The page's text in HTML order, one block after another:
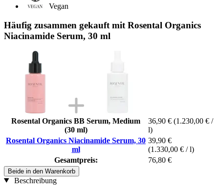
Vegan
Häufig zusammen gekauft mit Rosental Organics
Niacinamide Serum, 30 ml
Rosental Organics BB Serum, Medium
(30 ml)
36,90 € (1.230,00 € /
l)
Rosental Organics Niacinamide Serum, 30
ml
39,90 €
(1.330,00 € / l)
Gesamtpreis:
76,80 €
Beide in den Warenkorb
Beschreibung